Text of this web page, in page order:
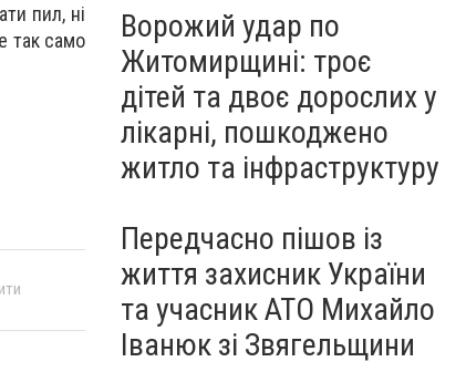
пил, ні
так само
Ворожий удар по
Житомирщині: троє
дітей та двоє дорослих у
лікарні, пошкоджено
житло та інфраструктуру
Передчасно пішов із
життя захисник України
та учасник АТО Михайло
Іванюк зі Звягельщини